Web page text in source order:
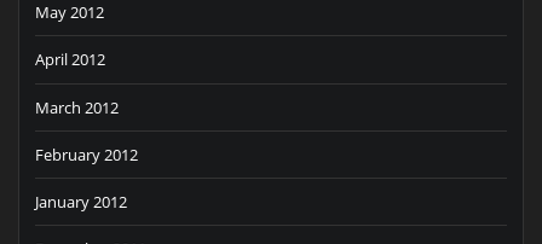
May 2012
April 2012
March 2012
February 2012
January 2012